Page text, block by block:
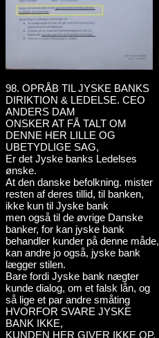
98. OPRÅB TIL JYSKE BANKS
DIRIKTION & LEDELSE. CEO
ANDERS DAM
ONSKER AT FÅ TALT OM
DENNE HER LILLE OG
UBETYDLIGE SAG,
Er det Jyske banks Ledelses
ønske.
At den danske befolkning. mister
resten af deres tillid, til banken,
ikke kun til Jyske bank
men også til de øvrige Danske
banker, for kan jyske bank
behandler kunder på denne måde,
kan andre jo også, jyske bank
lægger stilen.
Bare fordi Jyske bank nægter
kunde dialog, om et falsk lån, og
så lige et par andre småting
HVORFOR SVARE JYSKE
BANK IKKE,
KUNDEN HER GIVER IKKE OP,